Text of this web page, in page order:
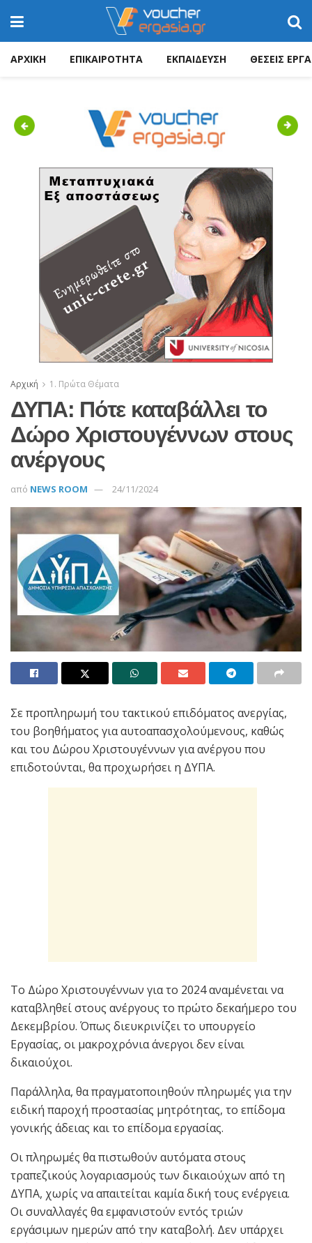
ΑΡΧΙΚΗ ΕΠΙΚΑΙΡΟΤΗΤΑ ΕΚΠΑΙΔΕΥΣΗ ΘΕΣΕΙΣ
Previous Next
Αρχική 1. Πρώτα Θέματα
ΔΥΠΑ: Πότε καταβάλλει το
Δώρο Χριστουγέννων στους
ανέργους
από NEWS ROOM 24/11/2024
Σε προπληρωμή του τακτικού επιδόματος ανεργίας,
του βοηθήματος για αυτοαπασχολούμενους, καθώς
και του Δώρου Χριστουγέννων για ανέργου που
επιδοτούνται, θα προχωρήσει η ΔΥΠΑ.
Το Δώρο Χριστουγέννων για το 2024 αναμένεται να
καταβληθεί στους ανέργους το πρώτο δεκαήμερο του
Δεκεμβρίου. Όπως διευκρινίζει το υπουργείο
Εργασίας, οι μακροχρόνια άνεργοι δεν είναι
δικαιούχοι.
Παράλληλα, θα πραγματοποιηθούν πληρωμές για την
ειδική παροχή προστασίας μητρότητας, το επίδομα
γονικής άδειας και το επίδομα εργασίας.
Οι πληρωμές θα πιστωθούν αυτόματα στους
τραπεζικούς λογαριασμούς των δικαιούχων από τη
ΔΥΠΑ, χωρίς να απαιτείται καμία δική τους ενέργεια.
Οι συναλλαγές θα εμφανιστούν εντός τριών
εργάσιμων ημερών από την καταβολή. Δεν υπάρχει